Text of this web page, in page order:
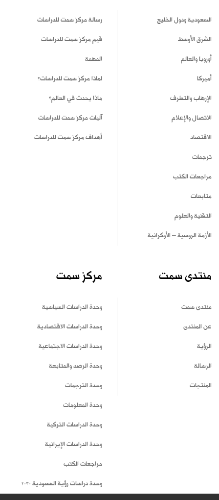
السعودية ودول الخليج
الشرق الأوسط
أوروبا والعالم
أميركا
الإرهاب والتطرف
الاتصال والإعلام
الاقتصاد
ترجمات
مراجعات الكتب
متابعات
التقنية والعلوم
الأزمة الروسية – الأوكرانية
رسالة مركز سمت للدراسات
قيم مركز سمت للدراسات
المهمة
لماذا مركز سمت للدراسات؟
ماذا يحدث في العالم؟
آليات مركز سمت للدراسات
أهداف مركز سمت للدراسات
منتدى سمت
منتدى سمت
عن المنتدى
الرؤية
الرسالة
المنتجات
مركز سمت
وحدة الدراسات السياسية
وحدة الدراسات الاقتصادية
وحدة الدراسات الاجتماعية
وحدة الرصد والمتابعة
وحدة الترجمات
وحدة المعلومات
وحدة الدراسات التركية
وحدة الدراسات الإيرانية
مراجعات الكتب
وحدة دراسات رؤية السعودية 2030